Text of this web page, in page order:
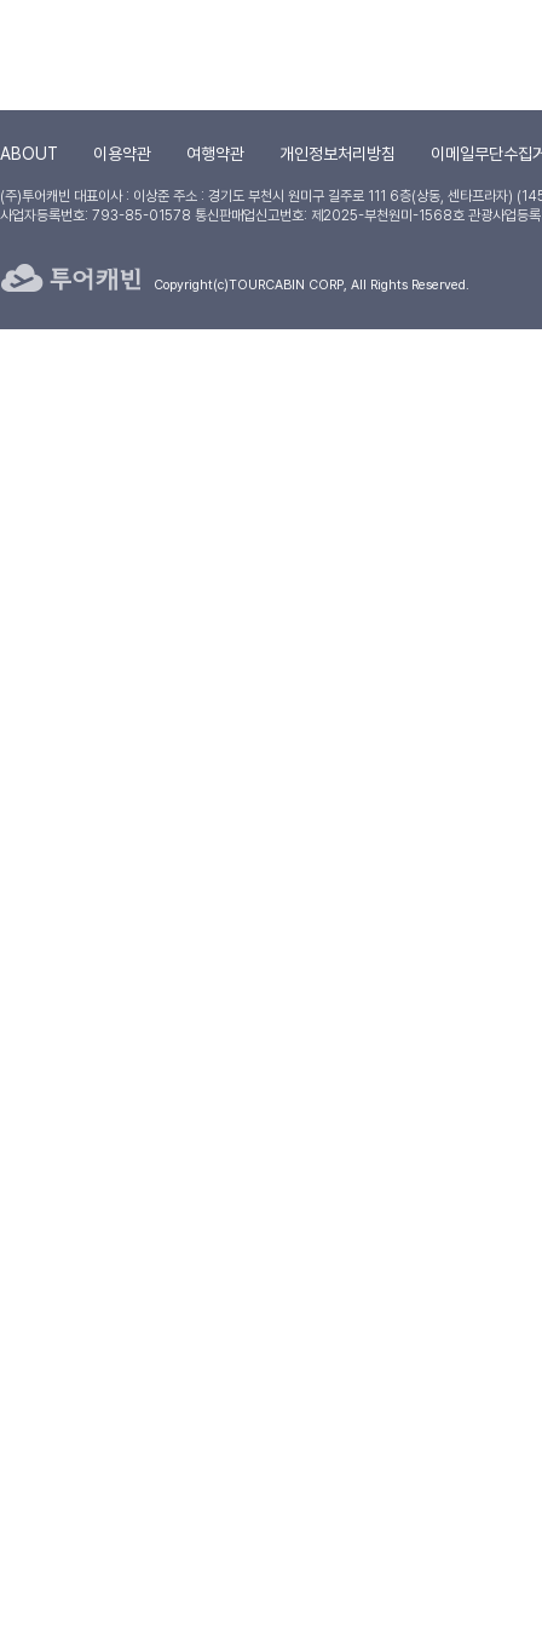
ABOUT 이용약관 여행약관 개인정보처리방침 이메일무단수집
(주)투어캐빈 대표이사 : 이상준 주소 : 경기도 부천시 원미구 길주로 111 6층(상동, 센타프라자)
사업자등록번호: 793-85-01578 통신판매업신고번호: 제2025-부천원미-1568호 관광사업등
Copyright(c)TOURCABIN CORP, All Rights Reserved.